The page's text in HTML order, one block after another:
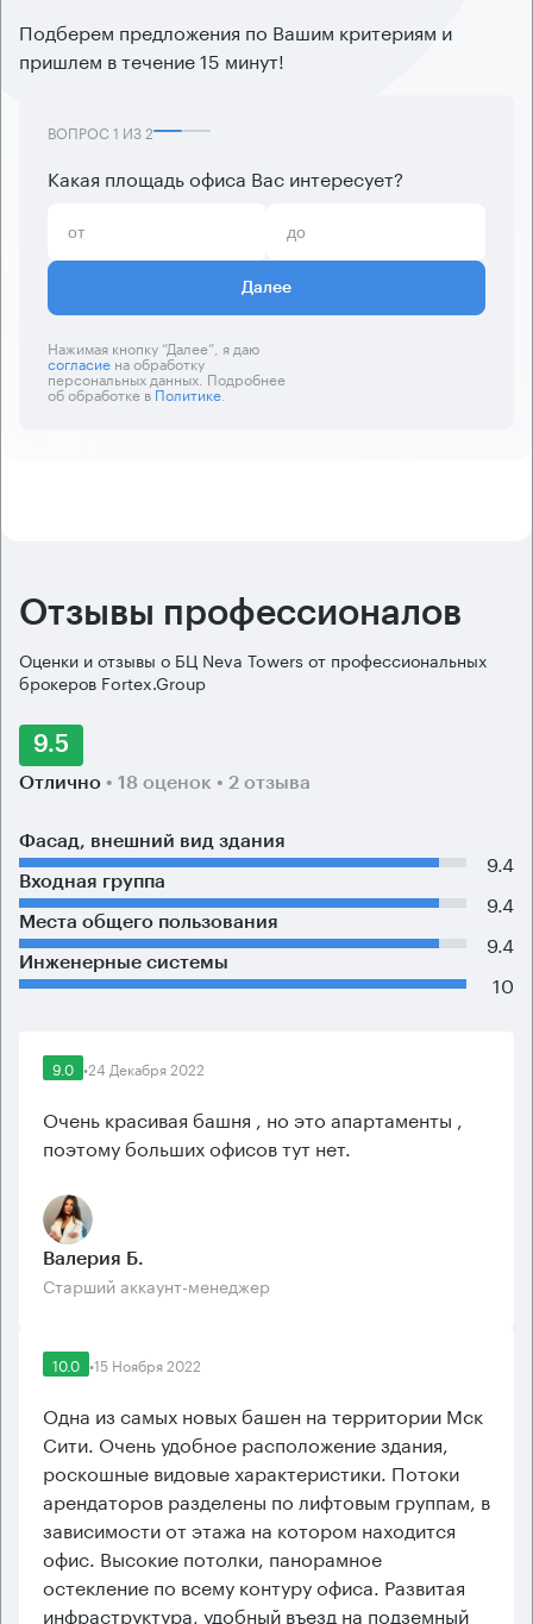
Подберем предложения по Вашим критериям и
пришлем в течение 15 минут!
ВОПРОС 1 ИЗ2
Какая площадь офиса Вас интересует?
Далее
Нажимая кнопку “Далее”, я даю
согласиена обработку
персональных данных. Подробнее
об обработке вПолитике.
Отзывы профессионалов
Оценки и отзывы о БЦ Neva Towers от профессиональных
брокеров Fortex.Group
9.5
Отлично • 18 оценок • 2 отзыва
Фасад, внешний вид здания
9.4
Входная группа
9.4
Места общего пользования
9.4
Инженерные системы
10
9.0 •24 Декабря 2022
Очень красивая башня , но это апартаменты ,
поэтому больших офисов тут нет.
Валерия Б.
Старший аккаунт-менеджер
10.0 •15 Ноября 2022
Одна из самых новых башен на территории Мск
Сити. Очень удобное расположение здания,
роскошные видовые характеристики. Потоки
арендаторов разделены по лифтовым группам, в
зависимости от этажа на котором находится
офис. Высокие потолки, панорамное
остекление по всему контуру офиса. Развитая
инфраструктура, удобный въезд на подземный